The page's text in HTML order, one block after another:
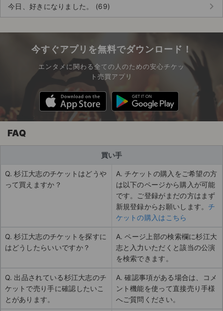
今日、好きになりました。 (69) keyboard_arrow_right
今すぐアプリを無料でダウンロード！
エンタメに関わる全ての人のための安心チケッ
ト売買アプリ
FAQ
買い手
Q. 杉江大志のチケットはどうや
って買えますか？
A. チケットの購入をご希望の方
は以下のページから購入が可能
です。ご登録がまだの方はまず
新規登録からお願いします。 チ
ケットの購入はこちら
Q. 杉江大志のチケットを探すに
はどうしたらいいですか？
A. ページ上部の検索欄に杉江大
志と入力いただくと該当の公演
を検索できます。
Q. 出品されている杉江大志のチ
ケットで売り手に確認したいこ
とがあります。
A. 確認事項がある場合は、コメ
ント機能を使って直接売り手様
へご質問ください。